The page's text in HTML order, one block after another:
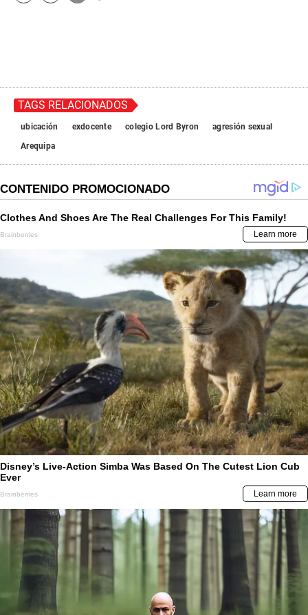
TAGS RELACIONADOS
ubicación exdocente colegio Lord Byron
agresión sexual
Arequipa